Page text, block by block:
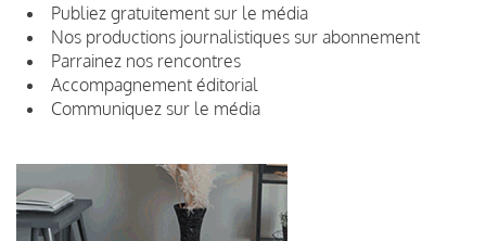
Publiez gratuitement sur le média
Nos productions journalistiques sur abonnement
Parrainez nos rencontres
Accompagnement éditorial
Communiquez sur le média